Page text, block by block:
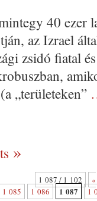
40 ezer
az Izrael
zsidó fia­tal
„te­rületeken”
1 087 / 1 102
«
1 085 1 086 1 087 1